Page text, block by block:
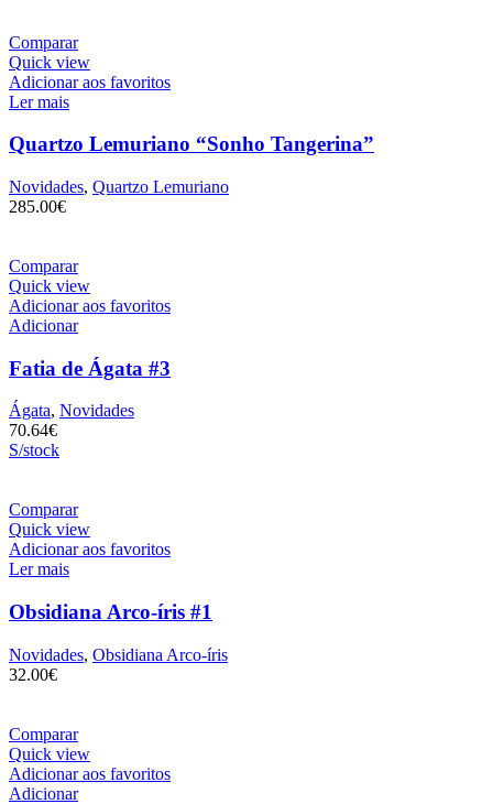
Comparar
Quick view
Adicionar aos favoritos
Ler mais
Quartzo Lemuriano “Sonho Tangerina”
Novidades, Quartzo Lemuriano
285.00€
Comparar
Quick view
Adicionar aos favoritos
Adicionar
Fatia de Ágata #3
Ágata, Novidades
70.64€
S/stock
Comparar
Quick view
Adicionar aos favoritos
Ler mais
Obsidiana Arco-íris #1
Novidades, Obsidiana Arco-íris
32.00€
Comparar
Quick view
Adicionar aos favoritos
Adicionar